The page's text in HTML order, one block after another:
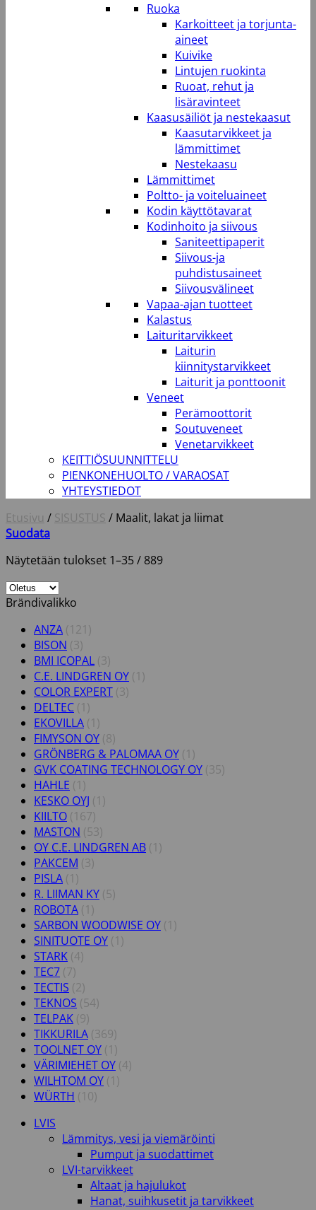
Ruoka
Karkoitteet ja torjunta-
aineet
Kuivike
Lintujen ruokinta
Ruoat, rehut ja
lisäravinteet
Kaasusäiliöt ja nestekaasut
Kaasutarvikkeet ja
lämmittimet
Nestekaasu
Lämmittimet
Poltto- ja voiteluaineet
Kodin käyttötavarat
Kodinhoito ja siivous
Saniteettipaperit
Siivous-ja
puhdistusaineet
Siivousvälineet
Vapaa-ajan tuotteet
Kalastus
Laituritarvikkeet
Laiturin
kiinnitystarvikkeet
Laiturit ja ponttoonit
Veneet
Perämoottorit
Soutuveneet
Venetarvikkeet
KEITTIÖSUUNNITTELU
PIENKONEHUOLTO / VARAOSAT
YHTEYSTIEDOT
Etusivu / SISUSTUS / Maalit, lakat ja liimat
Suodata
Näytetään tulokset 1–35 / 889
Brändivalikko
ANZA (121)
BISON (3)
BMI ICOPAL (3)
C.E. LINDGREN OY (1)
COLOR EXPERT (3)
DELTEC (1)
EKOVILLA (1)
FIMYSON OY (8)
GRÖNBERG & PALOMAA OY (1)
GVK COATING TECHNOLOGY OY (35)
HAHLE (1)
KESKO OYJ (1)
KIILTO (167)
MASTON (53)
OY C.E. LINDGREN AB (1)
PAKCEM (3)
PISLA (1)
R. LIIMAN KY (5)
ROBOTA (1)
SARBON WOODWISE OY (1)
SINITUOTE OY (1)
STARK (4)
TEC7 (7)
TECTIS (2)
TEKNOS (54)
TELPAK (9)
TIKKURILA (369)
TOOLNET OY (1)
VÄRIMIEHET OY (4)
WILHTOM OY (1)
WÜRTH (10)
LVIS
Lämmitys, vesi ja viemäröinti
Pumput ja suodattimet
LVI-tarvikkeet
Altaat ja hajulukot
Hanat, suihkusetit ja tarvikkeet